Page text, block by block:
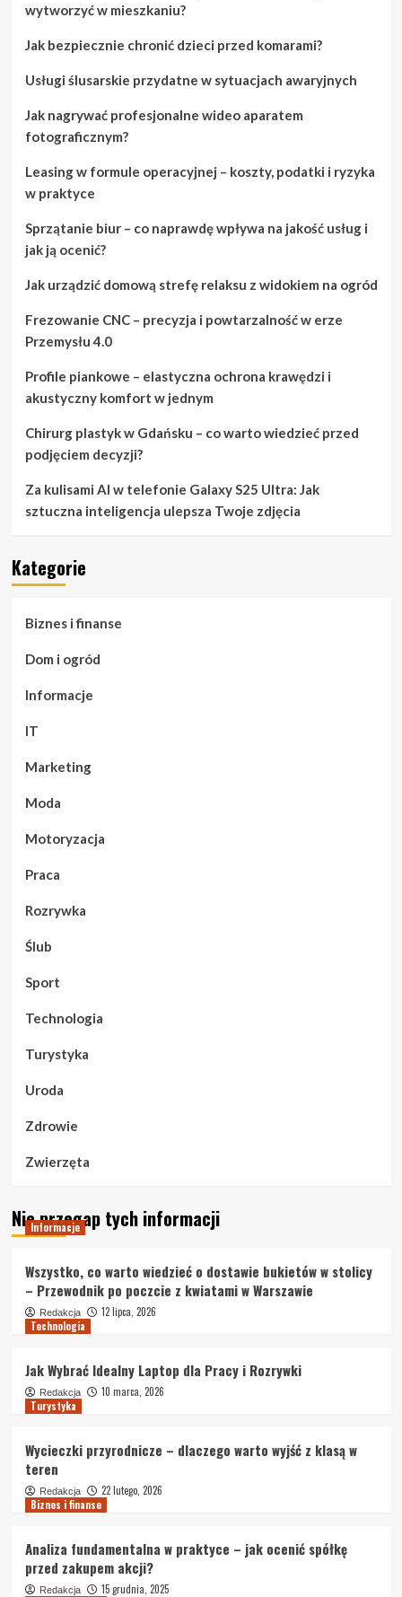
wytworzyć w mieszkaniu?
Jak bezpiecznie chronić dzieci przed komarami?
Usługi ślusarskie przydatne w sytuacjach awaryjnych
Jak nagrywać profesjonalne wideo aparatem
fotograficznym?
Leasing w formule operacyjnej – koszty, podatki i ryzyka
w praktyce
Sprzątanie biur – co naprawdę wpływa na jakość usług i
jak ją ocenić?
Jak urządzić domową strefę relaksu z widokiem na ogród
Frezowanie CNC – precyzja i powtarzalność w erze
Przemysłu 4.0
Profile piankowe – elastyczna ochrona krawędzi i
akustyczny komfort w jednym
Chirurg plastyk w Gdańsku – co warto wiedzieć przed
podjęciem decyzji?
Za kulisami AI w telefonie Galaxy S25 Ultra: Jak
sztuczna inteligencja ulepsza Twoje zdjęcia
Kategorie
Biznes i finanse
Dom i ogród
Informacje
IT
Marketing
Moda
Motoryzacja
Praca
Rozrywka
Ślub
Sport
Technologia
Turystyka
Uroda
Zdrowie
Zwierzęta
Nie przegap tych informacji
Informacje
Wszystko, co warto wiedzieć o dostawie bukietów w stolicy
– Przewodnik po poczcie z kwiatami w Warszawie
Redakcja
12 lipca, 2026
Technologia
Jak Wybrać Idealny Laptop dla Pracy i Rozrywki
Redakcja
10 marca, 2026
Turystyka
Wycieczki przyrodnicze – dlaczego warto wyjść z klasą w
teren
Redakcja
22 lutego, 2026
Biznes i finanse
Analiza fundamentalna w praktyce – jak ocenić spółkę
przed zakupem akcji?
Redakcja
15 grudnia, 2025